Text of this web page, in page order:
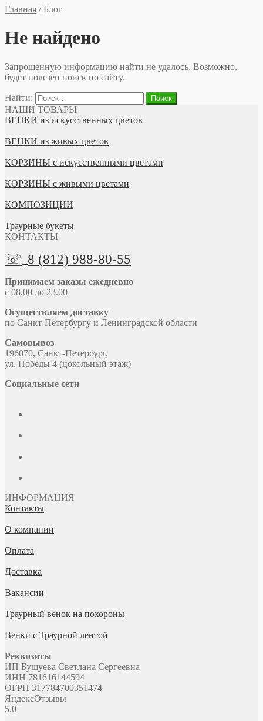
Главная /Блог
Не найдено
Запрошенную информацию найти не удалось. Возможно,
будет полезен поиск по сайту.
Найти:
НАШИ ТОВАРЫ
ВЕНКИ из искусственных цветов
ВЕНКИ из живых цветов
КОРЗИНЫ с искусственными цветами
КОРЗИНЫ с живыми цветами
КОМПОЗИЦИИ
Траурные букеты
КОНТАКТЫ
☏ 8 (812) 988-80-55
Принимаем заказы ежедневно
с 08.00 до 23.00
Осуществляем доставку
по Санкт-Петербургу и Ленинградской области
Самовывоз
196070, Санкт-Петербург,
ул. Победы 4 (цокольный этаж)
Социальные сети
ИНФОРМАЦИЯ
Контакты
О компании
Оплата
Доставка
Вакансии
Траурный венок на похороны
Венки с Траурной лентой
Реквизиты
ИП Бушуева Светлана Сергеевна
ИНН 781616144594
ОГРН 317784700351474
ЯндексОтзывы
5.0